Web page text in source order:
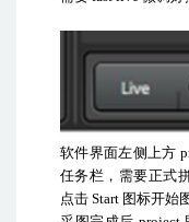
软件界面左侧上方
任务栏，需要正式
点击 Start 图标开始